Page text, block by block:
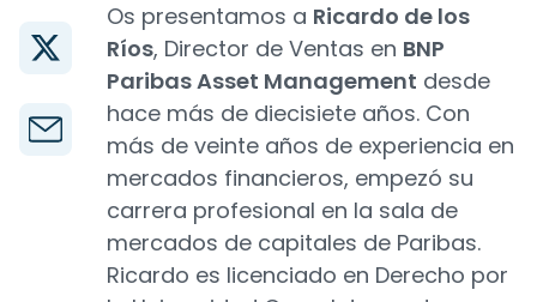
Os presentamos a Ricardo de los
Ríos, Director de Ventas en BNP
Paribas Asset Management desde
hace más de diecisiete años. Con
más de veinte años de experiencia en
mercados financieros, empezó su
carrera profesional en la sala de
mercados de capitales de Paribas.
Ricardo es licenciado en Derecho por